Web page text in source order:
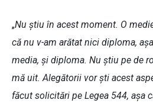
„Nu știu în acest moment. O
că nu v-am arătat nici diploma,
media, şi diploma. Nu știu pe de
mă uit. Alegătorii vor ști acest
făcut solicitări pe Legea 544, așa